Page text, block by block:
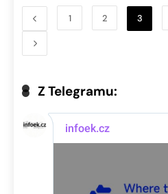
1 2 3
Z Telegramu: